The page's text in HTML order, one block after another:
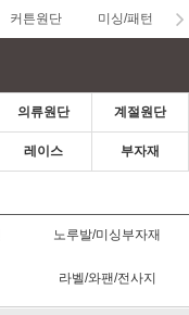
커튼원단 미싱/패턴
의류원단 계절원단
레이스 부자재
노루발/미싱부자재
라벨/와팬/전사지